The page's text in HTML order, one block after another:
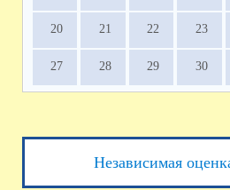
20 21 22 23
27 28 29 30
Независимая